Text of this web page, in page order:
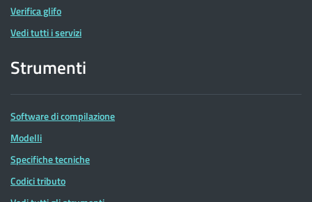
Verifica glifo
Vedi tutti i servizi
Strumenti
Software di compilazione
Modelli
Specifiche tecniche
Codici tributo